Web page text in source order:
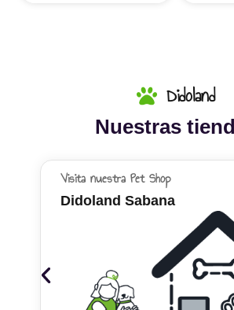
Didoland
Nuestras
Visita nuestra Pet Shop
Didoland Sabana